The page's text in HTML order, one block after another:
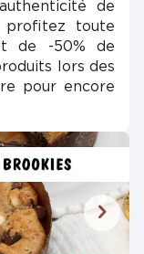
de
toute
de -50% de
lors des
pour encore